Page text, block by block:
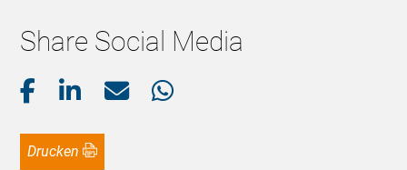
Share Social Media
Drucken